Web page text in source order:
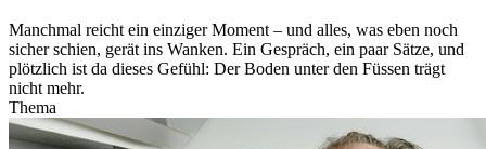
Manchmal reicht ein einziger Moment – und alles, was eben noch
sicher schien, gerät ins Wanken. Ein Gespräch, ein paar Sätze, und
plötzlich ist da dieses Gefühl: Der Boden unter den Füssen trägt
nicht mehr.
Thema